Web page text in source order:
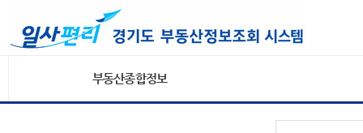
부동산종합정보